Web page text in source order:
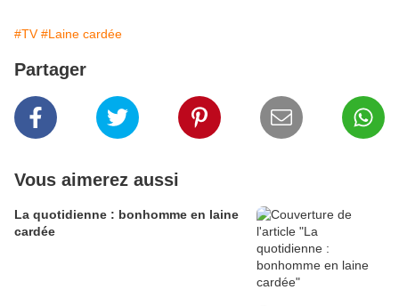
#TV #Laine cardée
Partager
Vous aimerez aussi
La quotidienne : bonhomme en laine
cardée